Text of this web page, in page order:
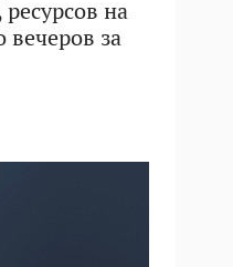
на
вечеров за